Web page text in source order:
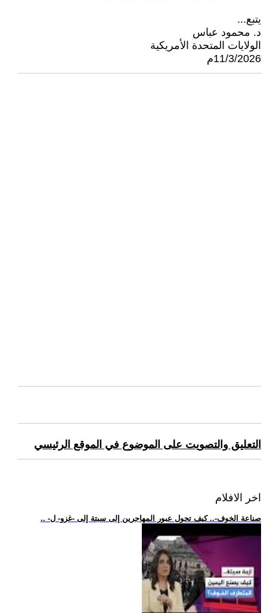
يتبع...
د. محمود عباس
الولايات المتحدة الأمريكية
11/3/2026م
التعليق والتصويت على الموضوع في الموقع الرئيسي
اخر الافلام
.. -صناعة الخوف-.. كيف تحول عبور المهاجرين إلى سبتة إلى -غزو- ل